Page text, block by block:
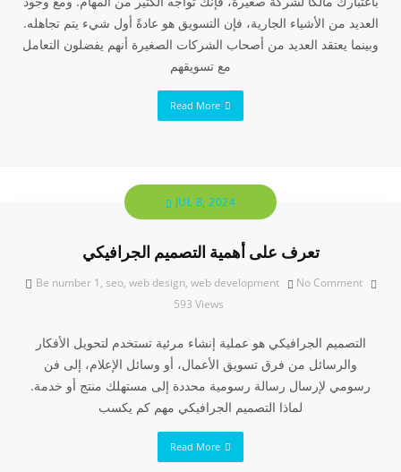
العديد من الأشياء الجارية، فإن التسويق هو عادةً أول شيء يتم تجاهله.
وبينما يعتقد العديد من أصحاب الشركات الصغيرة أنهم يفضلون التعامل
مع تسويقهم
Read More
JUL 8, 2024
تعرف على أهمية التصميم الجرافيكي
Be number 1 , seo, web design, web development
No Comment
593 Views
التصميم الجرافيكي هو عملية إنشاء مرئية تستخدم لتحويل الأفكار
والرسائل من فرق تسويق الأعمال، أو وسائل الإعلام، إلى فن
رسومي لإرسال رسالة رسومية محددة إلى مستهلك منتج أو خدمة.
لماذا التصميم الجرافيكي مهم كم يكسب
Read More